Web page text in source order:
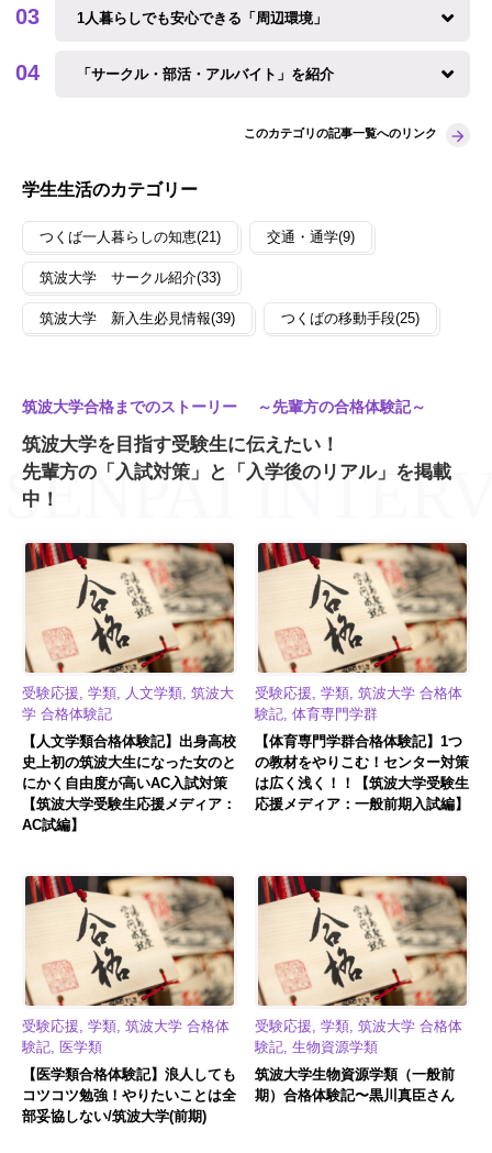
1人暮らしでも安心できる「周辺環境」
「サークル・部活・アルバイト」を紹介
このカテゴリの記事一覧へのリンク
学生生活のカテゴリー
つくば一人暮らしの知恵(21) 交通・通学(9)
筑波大学 サークル紹介(33)
筑波大学 新入生必見情報(39) つくばの移動手段(25)
筑波大学合格までのストーリー ～先輩方の合格体験記～
筑波大学を目指す受験生に伝えたい！
先輩方の「入試対策」と「入学後のリアル」を掲載
中！
受験応援, 学類, 人文学類, 筑波大
学 合格体験記
【人文学類合格体験記】出身高校
史上初の筑波大生になった女のと
にかく自由度が高いAC入試対策
【筑波大学受験生応援メディア：
AC試編】
受験応援, 学類, 筑波大学 合格体
験記, 体育専門学群
【体育専門学群合格体験記】1つ
の教材をやりこむ！センター対策
は広く浅く！！【筑波大学受験生
応援メディア：一般前期入試編】
受験応援, 学類, 筑波大学 合格体
験記, 医学類
【医学類合格体験記】浪人しても
コツコツ勉強！やりたいことは全
部妥協しない/筑波大学(前期)
受験応援, 学類, 筑波大学 合格体
験記, 生物資源学類
筑波大学生物資源学類（一般前
期）合格体験記〜黒川真臣さん